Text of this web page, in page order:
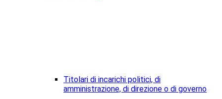
Titolari di incarichi politici, di
amministrazione, di direzione o di governo